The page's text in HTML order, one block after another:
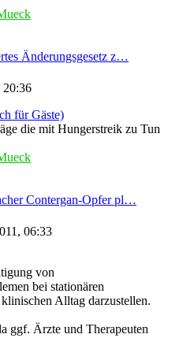
Änderungsgesetz z…
20:36
für Gäste)
die mit Hungerstreik zu Tun
Contergan-Opfer pl…
06:33
von
bei stationären
Alltag darzustellen.
ggf. Ärzte und Therapeuten